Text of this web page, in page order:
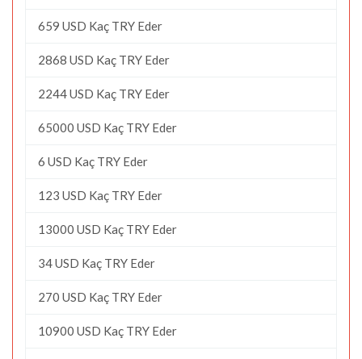
659 USD Kaç TRY Eder
2868 USD Kaç TRY Eder
2244 USD Kaç TRY Eder
65000 USD Kaç TRY Eder
6 USD Kaç TRY Eder
123 USD Kaç TRY Eder
13000 USD Kaç TRY Eder
34 USD Kaç TRY Eder
270 USD Kaç TRY Eder
10900 USD Kaç TRY Eder